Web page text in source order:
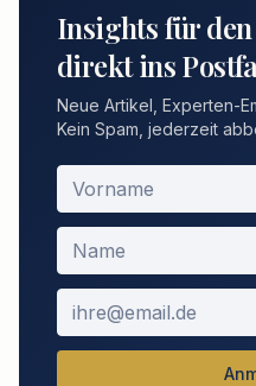
Insights für
direkt ins
Neue Artikel, Experten-
Kein Spam, jederzeit